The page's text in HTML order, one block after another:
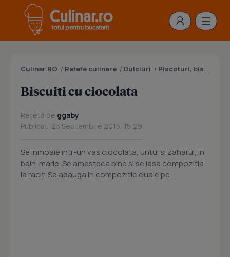
Culinar.RO / Retete culinare / Dulciuri / Piscoturi, biscuiti, pesmeti, fursecuri
Biscuiti cu ciocolata
Rețetă de ggaby
Publicat: 23 Septembrie 2015, 15:29
Se inmoaie intr-un vas ciocolata, untul si zaharul, in
bain-marie. Se amesteca bine si se lasa compozitia
la racit. Se adauga in compozitie ouale pe